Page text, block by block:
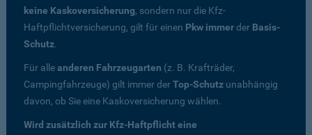
keine Kaskoversicherung, sondern nur die Kfz-
Haftpflichtversicherung, gilt für einen Pkw immerder Basis-
Schutz.
Für alleanderen Fahrzeugarten (z. B. Krafträder,
Campingfahrzeuge) gilt immer derTop-Schutz unabhängig
davon, ob Sie eine Kaskoversicherung wählen.
Wird zusätzlich zur Kfz-Haftpflicht eine